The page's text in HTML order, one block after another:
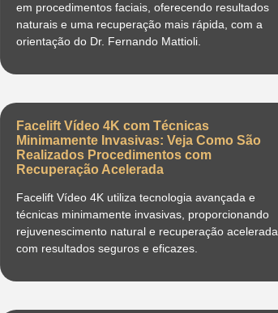
em procedimentos faciais, oferecendo resultados
naturais e uma recuperação mais rápida, com a
orientação do Dr. Fernando Mattioli.
Facelift Vídeo 4K com Técnicas
Minimamente Invasivas: Veja Como São
Realizados Procedimentos com
Recuperação Acelerada
Facelift Vídeo 4K utiliza tecnologia avançada e
técnicas minimamente invasivas, proporcionando
rejuvenescimento natural e recuperação acelerada,
com resultados seguros e eficazes.